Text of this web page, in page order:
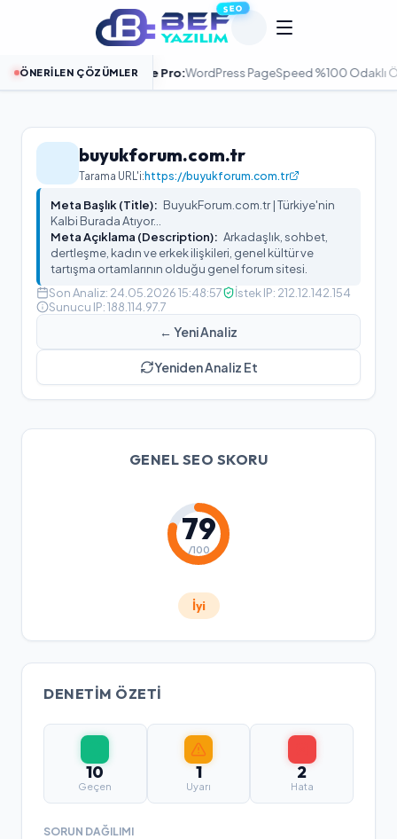
SEO
ÖNERILEN ÇÖZÜMLER
Tulpar Cache Pro: WordPress PageSpeed %100 Odaklı Ön
buyukforum.com.tr
Tarama URL'i:https://buyukforum.com.tr
Meta Başlık (Title): BuyukForum.com.tr | Türkiye'nin
Kalbi Burada Atıyor...
Meta Açıklama (Description): Arkadaşlık, sohbet,
dertleşme, kadın ve erkek ilişkileri, genel kültür ve
tartışma ortamlarının olduğu genel forum sitesi.
Son Analiz: 24.05.2026 15:48:57 İstek IP: 212.12.142.154
Sunucu IP:188.114.97.7
← Yeni Analiz
Yeniden Analiz Et
GENEL SEO SKORU
79
/100
İyi
DENETIM ÖZETI
10
Geçen
1
Uyarı
2
Hata
SORUN DAĞILIMI